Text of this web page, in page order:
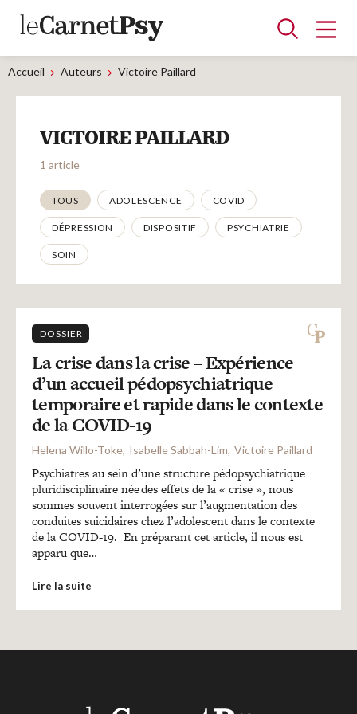
Articles
A la une
Adolescence
Dispositif
Enfance
Périnatalité
Psychanalyse
Psychopathologie
Soin
Dossiers
Auteurs
Recherches
Entretiens
Revues
Colloque
Mon panier
Accueil Auteurs Victoire Paillard
VICTOIRE PAILLARD
1 article
Thématiques
TOUS ADOLESCENCE COVID
DÉPRESSION DISPOSITIF PSYCHIATRIE
SOIN
DOSSIER
La crise dans la crise – Expérience
d’un accueil pédopsychiatrique
temporaire et rapide dans le contexte
de la COVID-19
Helena Willo-Toke Isabelle Sabbah-Lim Victoire Paillard
Psychiatres au sein d’une structure pédopsychiatrique
pluridisciplinaire née des effets de la « crise », nous
sommes souvent interrogées sur l’augmentation des
conduites suicidaires chez l’adolescent dans le contexte
de la COVID-19. En préparant cet article, il nous est
apparu que…
Lire la suite